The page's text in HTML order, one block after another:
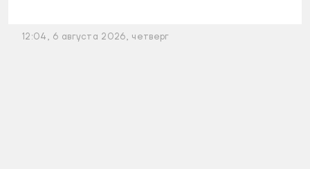
12:04, 6 августа 2026, четверг